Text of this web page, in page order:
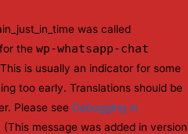
was called
the wp-whatsapp-chat
is usually an indicator for some
too early. Translations should be
Please see Debugging in
message was added in version